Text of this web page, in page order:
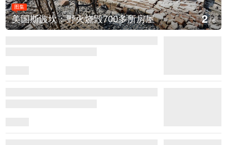
图集
美国斯波坎：野火烧毁700多所房屋 2/6